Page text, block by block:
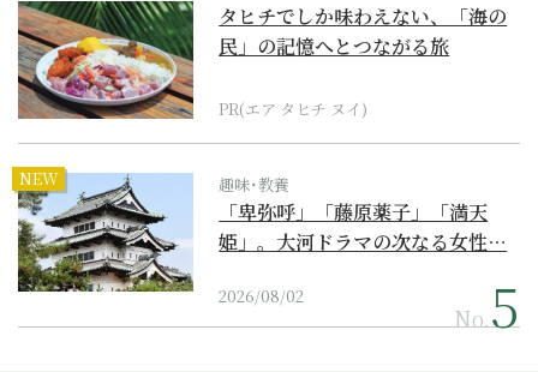
タヒチでしか味わえない、「海の
民」の記憶へとつながる旅
PR(エア タヒチ ヌイ)
NEW 趣味･教養
「卑弥呼」「藤原薬子」「満天
姫」。大河ドラマの次なる女性…
2026/08/02
No.